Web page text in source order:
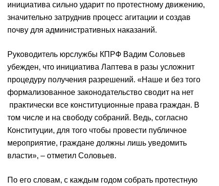
инициатива сильно ударит по протестному движению,
значительно затруднив процесс агитации и создав
почву для административных наказаний.
Руководитель юрслужбы КПРФ Вадим Соловьев
убежден, что инициатива Лаптева в разы усложнит
процедуру получения разрешений. «Наше и без того
формализованное законодательство сводит на нет
практически все конституционные права граждан. В
том числе и на свободу собраний. Ведь, согласно
Конституции, для того чтобы провести публичное
мероприятие, граждане должны лишь уведомить
власти», – отметил Соловьев.
По его словам, с каждым годом собрать протестную